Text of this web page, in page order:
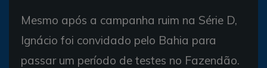
Mesmo após a campanha ruim na Série D,
Ignácio foi convidado pelo Bahia para
passar um período de testes no Fazendão.